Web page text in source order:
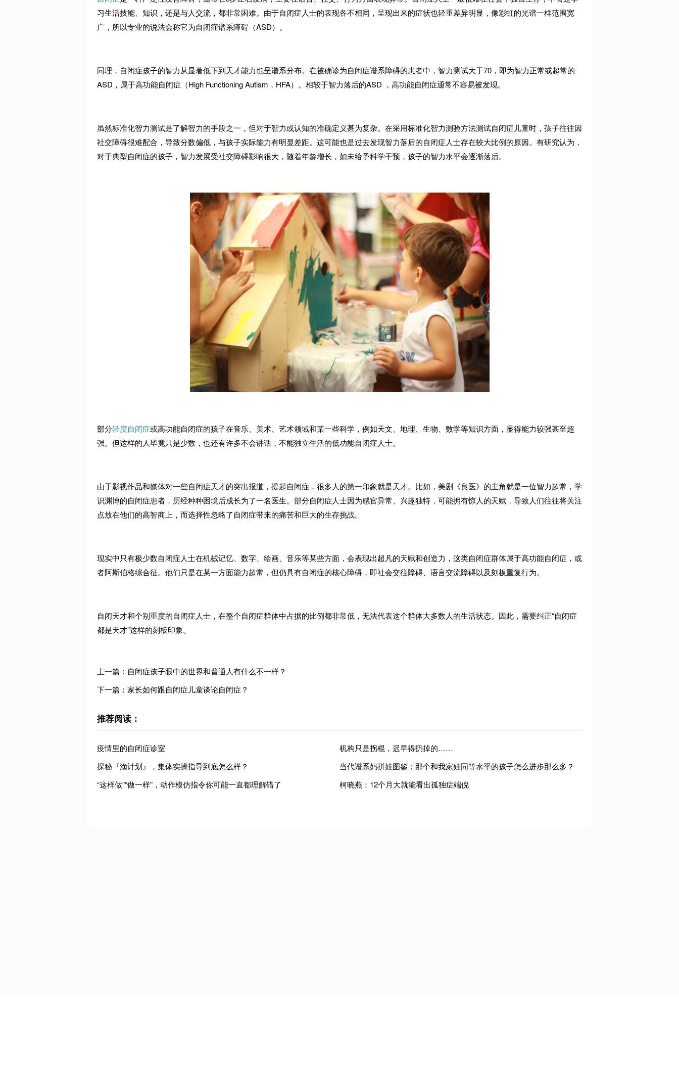
习生活技能、知识，还是与人交流，都非常困难。由于自闭症人士的表现各不相同，呈现出来的症状也轻重差异明显，像彩虹的光谱一样范围宽
广，所以专业的说法会称它为自闭症谱系障碍（ASD）。
同理，自闭症孩子的智力从显著低下到天才能力也呈谱系分布。在被确诊为自闭症谱系障碍的患者中，智力测试大于70 ，即为智力正常或超常的
ASD ，属于高功能自闭症（High Functioning Autism ， HFA）。相较于智力落后的ASD ，高功能自闭症通常不容易被发现。
虽然标准化智力测试是了解智力的手段之一，但对于智力或认知的准确定义甚为复杂。在采用标准化智力测验方法测试自闭症儿童时，孩子往往因
社交障碍很难配合，导致分数偏低，与孩子实际能力有明显差距。这可能也是过去发现智力落后的自闭症人士存在较大比例的原因。有研究认为，
对于典型自闭症的孩子，智力发展受社交障碍影响很大，随着年龄增长，如未给予科学干预，孩子的智力水平会逐渐落后。
部分轻度自闭症或高功能自闭症的孩子在音乐、美术、艺术领域和某一些科学，例如天文、地理、生物、数学等知识方面，显得能力较强甚至超
强。但这样的人毕竟只是少数，也还有许多不会讲话，不能独立生活的低功能自闭症人士。
由于影视作品和媒体对一些自闭症天才的突出报道，提起自闭症，很多人的第一印象就是天才。比如，美剧《良医》的主角就是一位智力超常，学
识渊博的自闭症患者，历经种种困境后成长为了一名医生。部分自闭症人士因为感官异常、兴趣独特，可能拥有惊人的天赋，导致人们往往将关注
点放在他们的高智商上，而选择性忽略了自闭症带来的痛苦和巨大的生存挑战。
现实中只有极少数自闭症人士在机械记忆、数字、绘画、音乐等某些方面，会表现出超凡的天赋和创造力，这类自闭症群体属于高功能自闭症，或
者阿斯伯格综合征。他们只是在某一方面能力超常，但仍具有自闭症的核心障碍，即社会交往障碍、语言交流障碍以及刻板重复行为。
自闭天才和个别重度的自闭症人士，在整个自闭症群体中占据的比例都非常低，无法代表这个群体大多数人的生活状态。因此，需要纠正“自闭症
都是天才”这样的刻板印象。
上一篇：自闭症孩子眼中的世界和普通人有什么不一样？
下一篇：家长如何跟自闭症儿童谈论自闭症？
推荐阅读：
疫情里的自闭症诊室
机构只是拐棍，迟早得扔掉的……
探秘『渔计划』，集体实操指导到底怎么样？
当代谱系妈拼娃图鉴：那个和我家娃同等水平的孩子怎么进步那么多？
“这样做”“做一样”，动作模仿指令你可能一直都理解错了
柯晓燕：12个月大就能看出孤独症端倪